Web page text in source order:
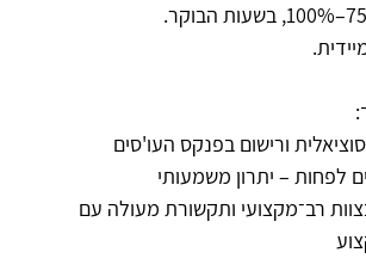
ורישום בפנקס העו'סים
רב־מקצועי ותקשורת מעולה עם